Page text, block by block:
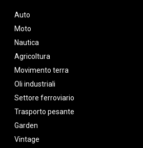
Auto
Moto
Nautica
Agricoltura
Movimento terra
Oli industriali
Settore ferroviario
Trasporto pesante
Garden
Vintage